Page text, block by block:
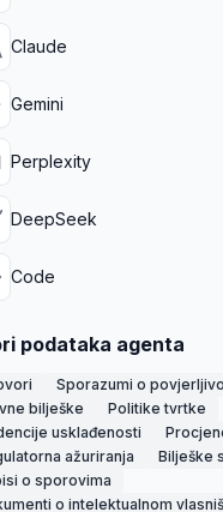
Claude
Gemini
Perplexity
DeepSeek
Code
podataka agenta
Sporazumi o
bilješke
Politike tvrtke
usklađenosti
ažuriranja
Bilješke
o sporovima
o intelektualnom